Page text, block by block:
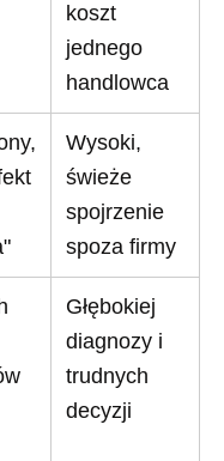
koszt
jednego
handlowca
Wysoki,
świeże
spojrzenie
spoza firmy
Głębokiej
diagnozy i
trudnych
decyzji